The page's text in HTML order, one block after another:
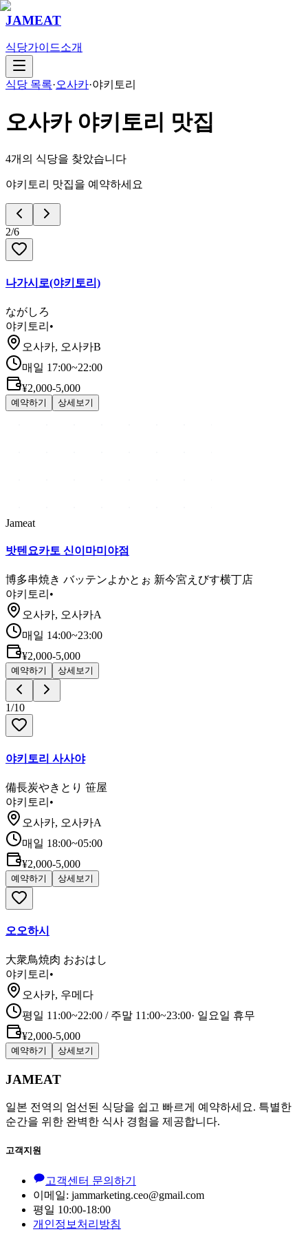
JAMEAT
식당가이드소개
식당 목록·오사카·야키토리
오사카 야키토리 맛집
4개의 식당을 찾았습니다
야키토리 맛집을 예약하세요
2/6
나가시로(야키토리)
ながしろ
야키토리 •
오사카, 오사카B
매일 17:00~22:00
¥2,000-5,000
예약하기 상세보기
Jameat
밧텐요카토 신이마미야점
博多串焼き バッテンよかとぉ 新今宮えびす横丁店
야키토리 •
오사카, 오사카A
매일 14:00~23:00
¥2,000-5,000
예약하기 상세보기
1/10
야키토리 사사야
備長炭やきとり 笹屋
야키토리 •
오사카, 오사카A
매일 18:00~05:00
¥2,000-5,000
예약하기 상세보기
오오하시
大衆鳥焼肉 おおはし
야키토리 •
오사카, 우메다
평일 11:00~22:00 / 주말 11:00~23:00· 일요일 휴무
¥2,000-5,000
예약하기 상세보기
JAMEAT
일본 전역의 엄선된 식당을 쉽고 빠르게 예약하세요. 특별한
순간을 위한 완벽한 식사 경험을 제공합니다.
고객지원
고객센터 문의하기
이메일: jammarketing.ceo@gmail.com
평일 10:00-18:00
개인정보처리방침